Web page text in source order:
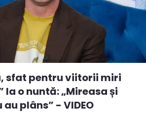
sfat pentru viitorii miri
la o nuntă: „Mireasa și
plâns” - VIDEO